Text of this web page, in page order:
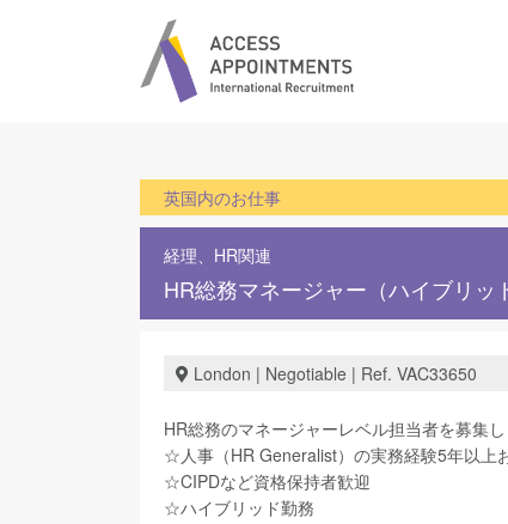
英国内のお仕事
経理、HR関連
HR総務マネージャー（ハイブリッ
London | Negotiable | Ref. VAC33650
HR総務のマネージャーレベル担当者を募集
☆人事（HR Generalist）の実務経験5年以上
☆CIPDなど資格保持者歓迎
☆ハイブリッド勤務